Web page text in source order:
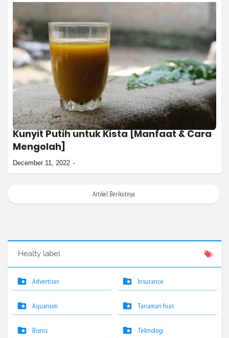
Kunyit Putih untuk Kista [Manfaat & Cara
Mengolah]
December 11, 2022
Artikel Berikutnya
Healty label
Advertiser
Aquarium
Bisnis
Insurance
Tanaman hias
Teknologi